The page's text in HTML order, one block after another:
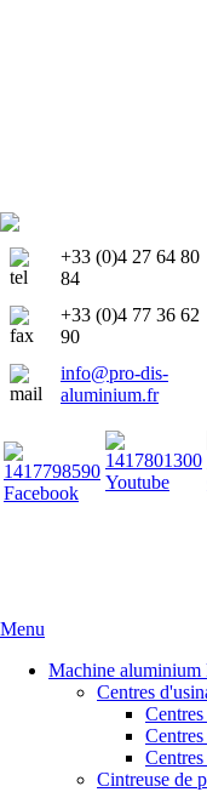
+33 (0)4 27 64 80
84
+33 (0)4 77 36 62
90
info@pro-dis-
aluminium.fr
Menu
Machine aluminium
Centres
Cintreuse de